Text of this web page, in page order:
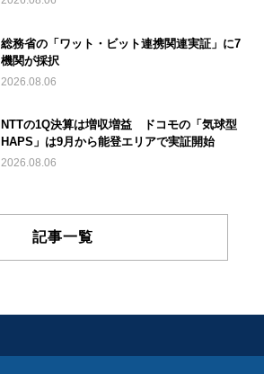
総務省の「ワット・ビット連携関連実証」に7
機関が採択
2026.08.06
NTTの1Q決算は増収増益 ドコモの「気球型
HAPS」は9月から能登エリアで実証開始
2026.08.06
記事一覧